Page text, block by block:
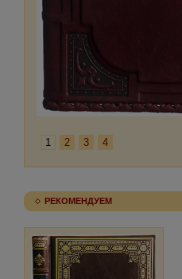
1 2 3 4
РЕКОМЕНДУЕМ